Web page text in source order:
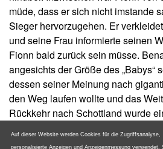
müde, dass er sich nicht imstande
Sieger hervorzugehen. Er
und seine Frau informierte seinen
Fionn bald zurück sein müsse.
angesichts der Größe des „Babys“
dessen seiner Meinung nach
den Weg laufen wollte und das
Rückkehr nach Schottland wurde
Auf dieser Website werden Cookies für die Zugriffsanalyse,
personalisierte Anzeigen und Anzeigenmessung verwendet.